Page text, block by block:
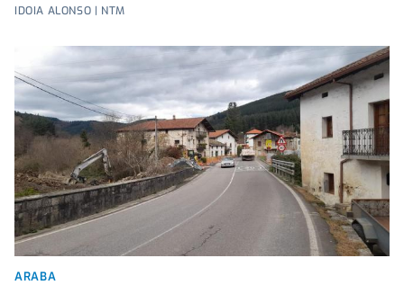
IDOIA ALONSO | NTM
ARABA